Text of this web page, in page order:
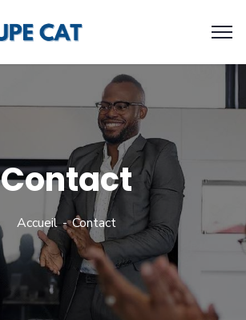
Contact
Accueil Contact